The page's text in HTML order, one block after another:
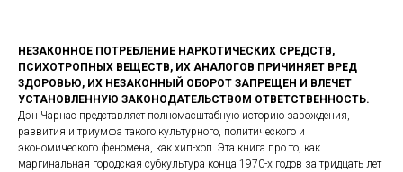
НЕЗАКОННОЕ ПОТРЕБЛЕНИЕ НАРКОТИЧЕСКИХ СРЕДСТВ,
ПСИХОТРОПНЫХ ВЕЩЕСТВ, ИХ АНАЛОГОВ ПРИЧИНЯЕТ ВРЕД
ЗДОРОВЬЮ, ИХ НЕЗАКОННЫЙ ОБОРОТ ЗАПРЕЩЕН И ВЛЕЧЕТ
УСТАНОВЛЕННУЮ ЗАКОНОДАТЕЛЬСТВОМ ОТВЕТСТВЕННОСТЬ.
Дэн Чарнас представляет полномасштабную историю зарождения,
развития и триумфа такого культурного, политического и
экономического феномена, как хип-хоп. Эта книга про то, как
маргинальная городская субкультура конца 1970-х годов за тридцать лет